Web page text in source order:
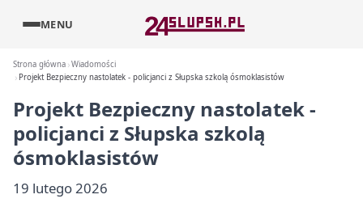
MENU
Strona główna Wiadomości
Projekt Bezpieczny nastolatek - policjanci z Słupska szkolą ósmoklasistów
Projekt Bezpieczny nastolatek -
policjanci z Słupska szkolą
ósmoklasistów
19 lutego 2026